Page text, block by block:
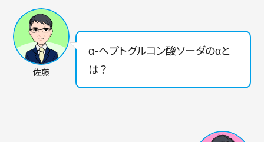
佐藤
α-ヘプトグルコン酸ソーダのαと
は？